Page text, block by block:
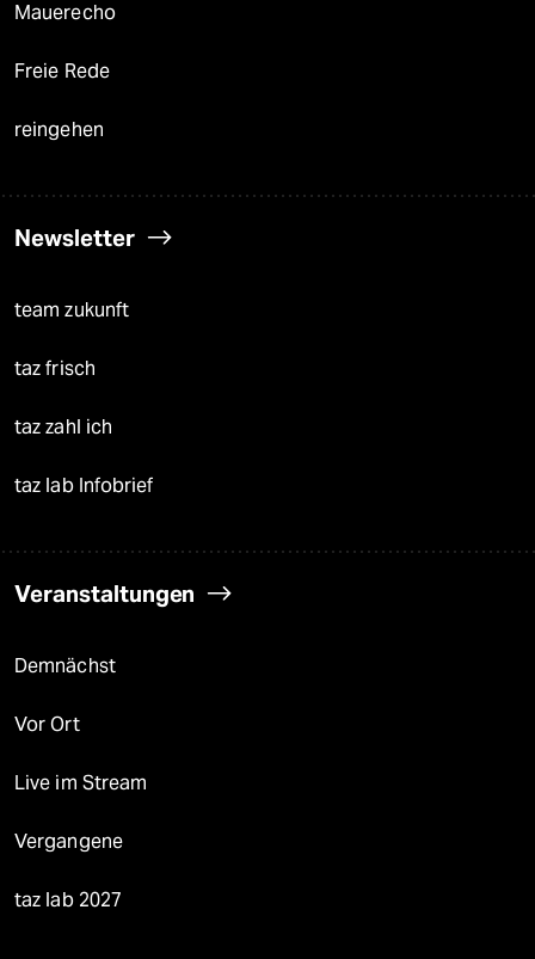
Mauerecho
Freie Rede
reingehen
Newsletter
team zukunft
taz frisch
taz zahl ich
taz lab Infobrief
Veranstaltungen
Demnächst
Vor Ort
Live im Stream
Vergangene
taz lab 2027